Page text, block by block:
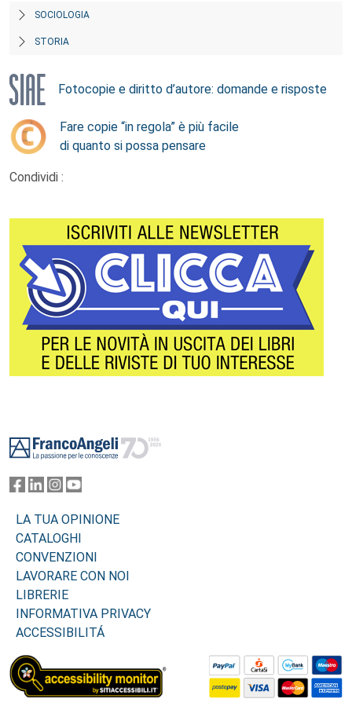
SOCIOLOGIA
STORIA
Fotocopie e diritto d’autore: domande e risposte
Fare copie “in regola” è più facile
di quanto si possa pensare
Condividi :
LA TUA OPINIONE
CATALOGHI
CONVENZIONI
LAVORARE CON NOI
LIBRERIE
INFORMATIVA PRIVACY
ACCESSIBILITÁ